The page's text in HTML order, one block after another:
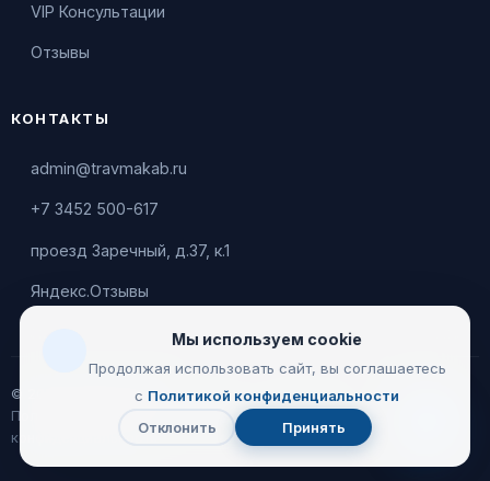
VIP Консультации
Отзывы
КОНТАКТЫ
admin@travmakab.ru
+7 3452 500-617
проезд Заречный, д.37, к.1
Яндекс.Отзывы
© 2026 Leontiev Clinic
Пользовательское соглашение
конфиденциальности
с
Мы используем cookie
Продолжая использовать сайт, вы соглашаетесь
с Политикой конфиденциальности
Отклонить Принять